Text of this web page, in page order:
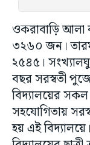
ওকরাবাড়ি আলা
৩২৬০ জন।
২৫৪৫।
বছর সরস্বতী
বিদ্যালয়ের সকল
সহযোগিতায়
হয় এই বিদ্যালয়ে।